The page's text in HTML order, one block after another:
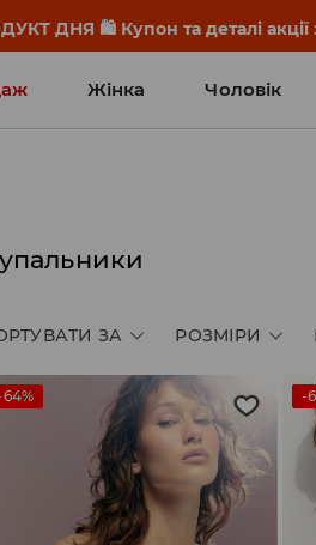
ДНЯ 🛍️ Купон та деталі
Жінка Чоловік
ЗА РОЗМІРИ
-